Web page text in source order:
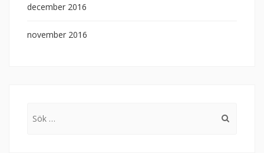
december 2016
november 2016